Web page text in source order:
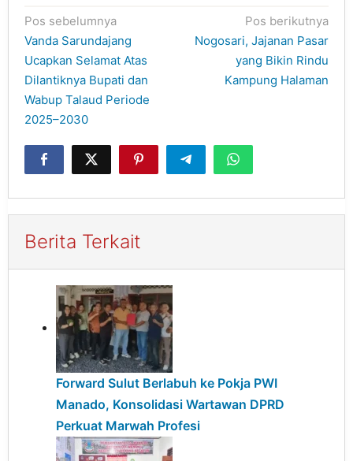
Navigasi
pos
Pos sebelumnya
Vanda Sarundajang
Ucapkan Selamat Atas
Dilantiknya Bupati dan
Wabup Talaud Periode
2025–2030
Pos berikutnya
Nogosari, Jajanan Pasar
yang Bikin Rindu
Kampung Halaman
Berita Terkait
Forward Sulut Berlabuh ke Pokja PWI
Manado, Konsolidasi Wartawan DPRD
Perkuat Marwah Profesi